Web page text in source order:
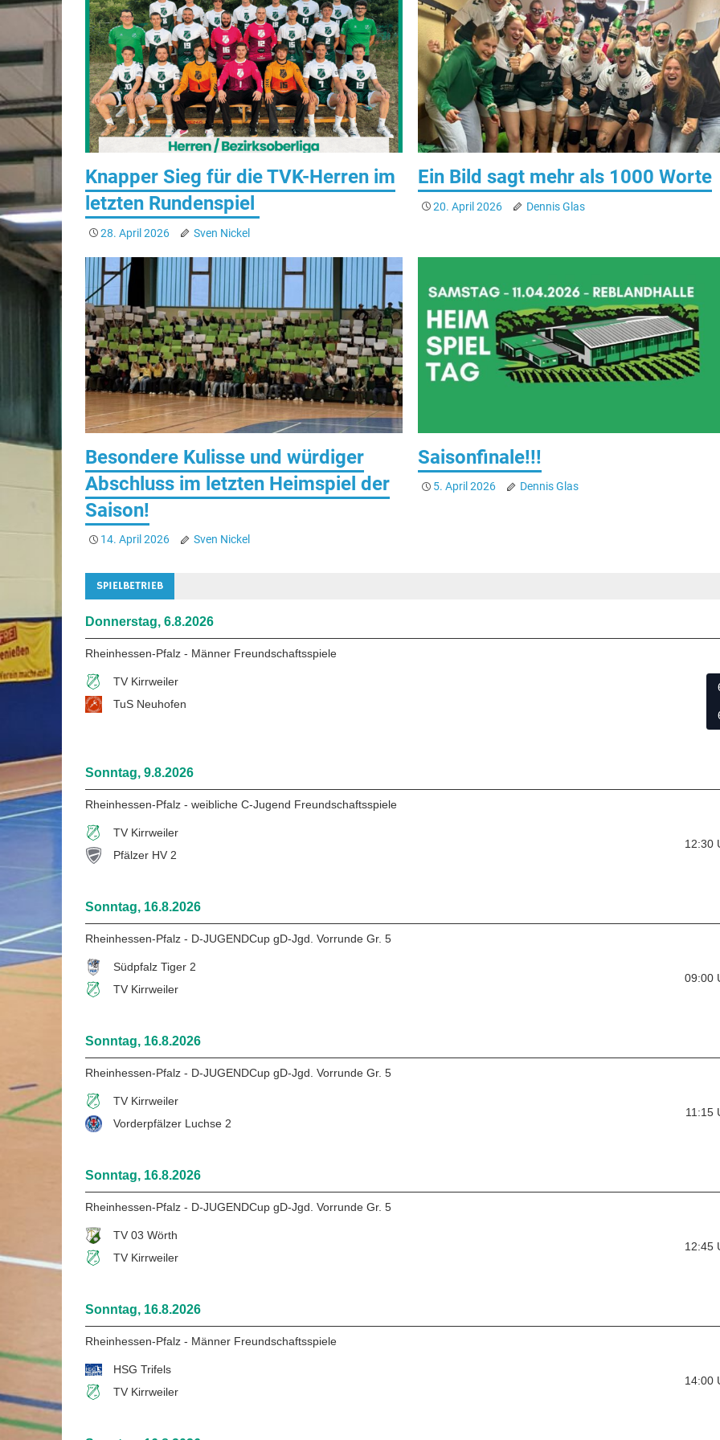
Knapper Sieg für die TVK-Herren im
letzten Rundenspiel
28. April 2026 Sven Nickel
Ein Bild sagt mehr als 1000 Worte
20. April 2026 Dennis Glas
Besondere Kulisse und würdiger
Abschluss im letzten Heimspiel der
Saison!
14. April 2026 Sven Nickel
Saisonfinale!!!
5. April 2026 Dennis Glas
SPIELBETRIEB
Donnerstag, 6.8.2026
Rheinhessen-Pfalz - Männer Freundschaftsspiele
TV Kirrweiler
TuS Neuhofen
Sonntag, 9.8.2026
Rheinhessen-Pfalz - weibliche C-Jugend Freundschaftsspiele
TV Kirrweiler
Pfälzer HV 2
12:30
Sonntag, 16.8.2026
Rheinhessen-Pfalz - D-JUGENDCup gD-Jgd. Vorrunde Gr. 5
Südpfalz Tiger 2
TV Kirrweiler
09:00
Sonntag, 16.8.2026
Rheinhessen-Pfalz - D-JUGENDCup gD-Jgd. Vorrunde Gr. 5
TV Kirrweiler
Vorderpfälzer Luchse 2
11:15
Sonntag, 16.8.2026
Rheinhessen-Pfalz - D-JUGENDCup gD-Jgd. Vorrunde Gr. 5
TV 03 Wörth
TV Kirrweiler
12:45
Sonntag, 16.8.2026
Rheinhessen-Pfalz - Männer Freundschaftsspiele
HSG Trifels
TV Kirrweiler
14:00